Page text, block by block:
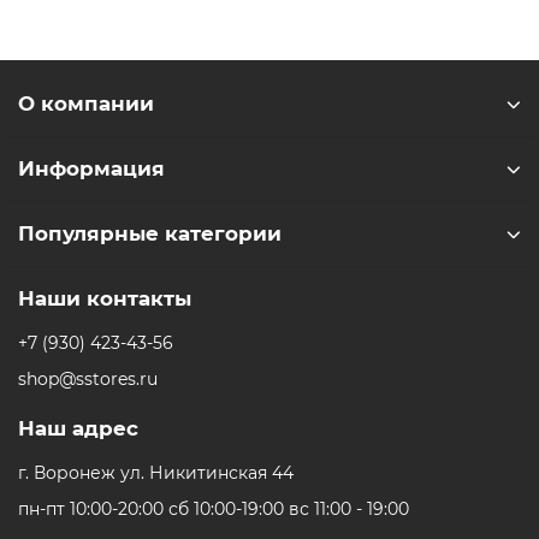
дня работы
Устройство поддерживает длительное время работы
компонентов оптимизирована для лучшей работы
Новая ступень многозадачности
Новая операционная система приносит
усовершенствованную систему окон, удобные
возможности управления звуком. Всё продумано для
комфортной многозадачности и креативной работы.
Аксессуары для творчества и работы
О компании
Информация
Популярные категории
Наши контакты
+7 (930) 423-43-56
shop@sstores.ru
Наш адрес
г. Воронеж ул. Никитинская 44
пн-пт 10:00-20:00 сб 10:00-19:00 вс 11:00 - 19:00